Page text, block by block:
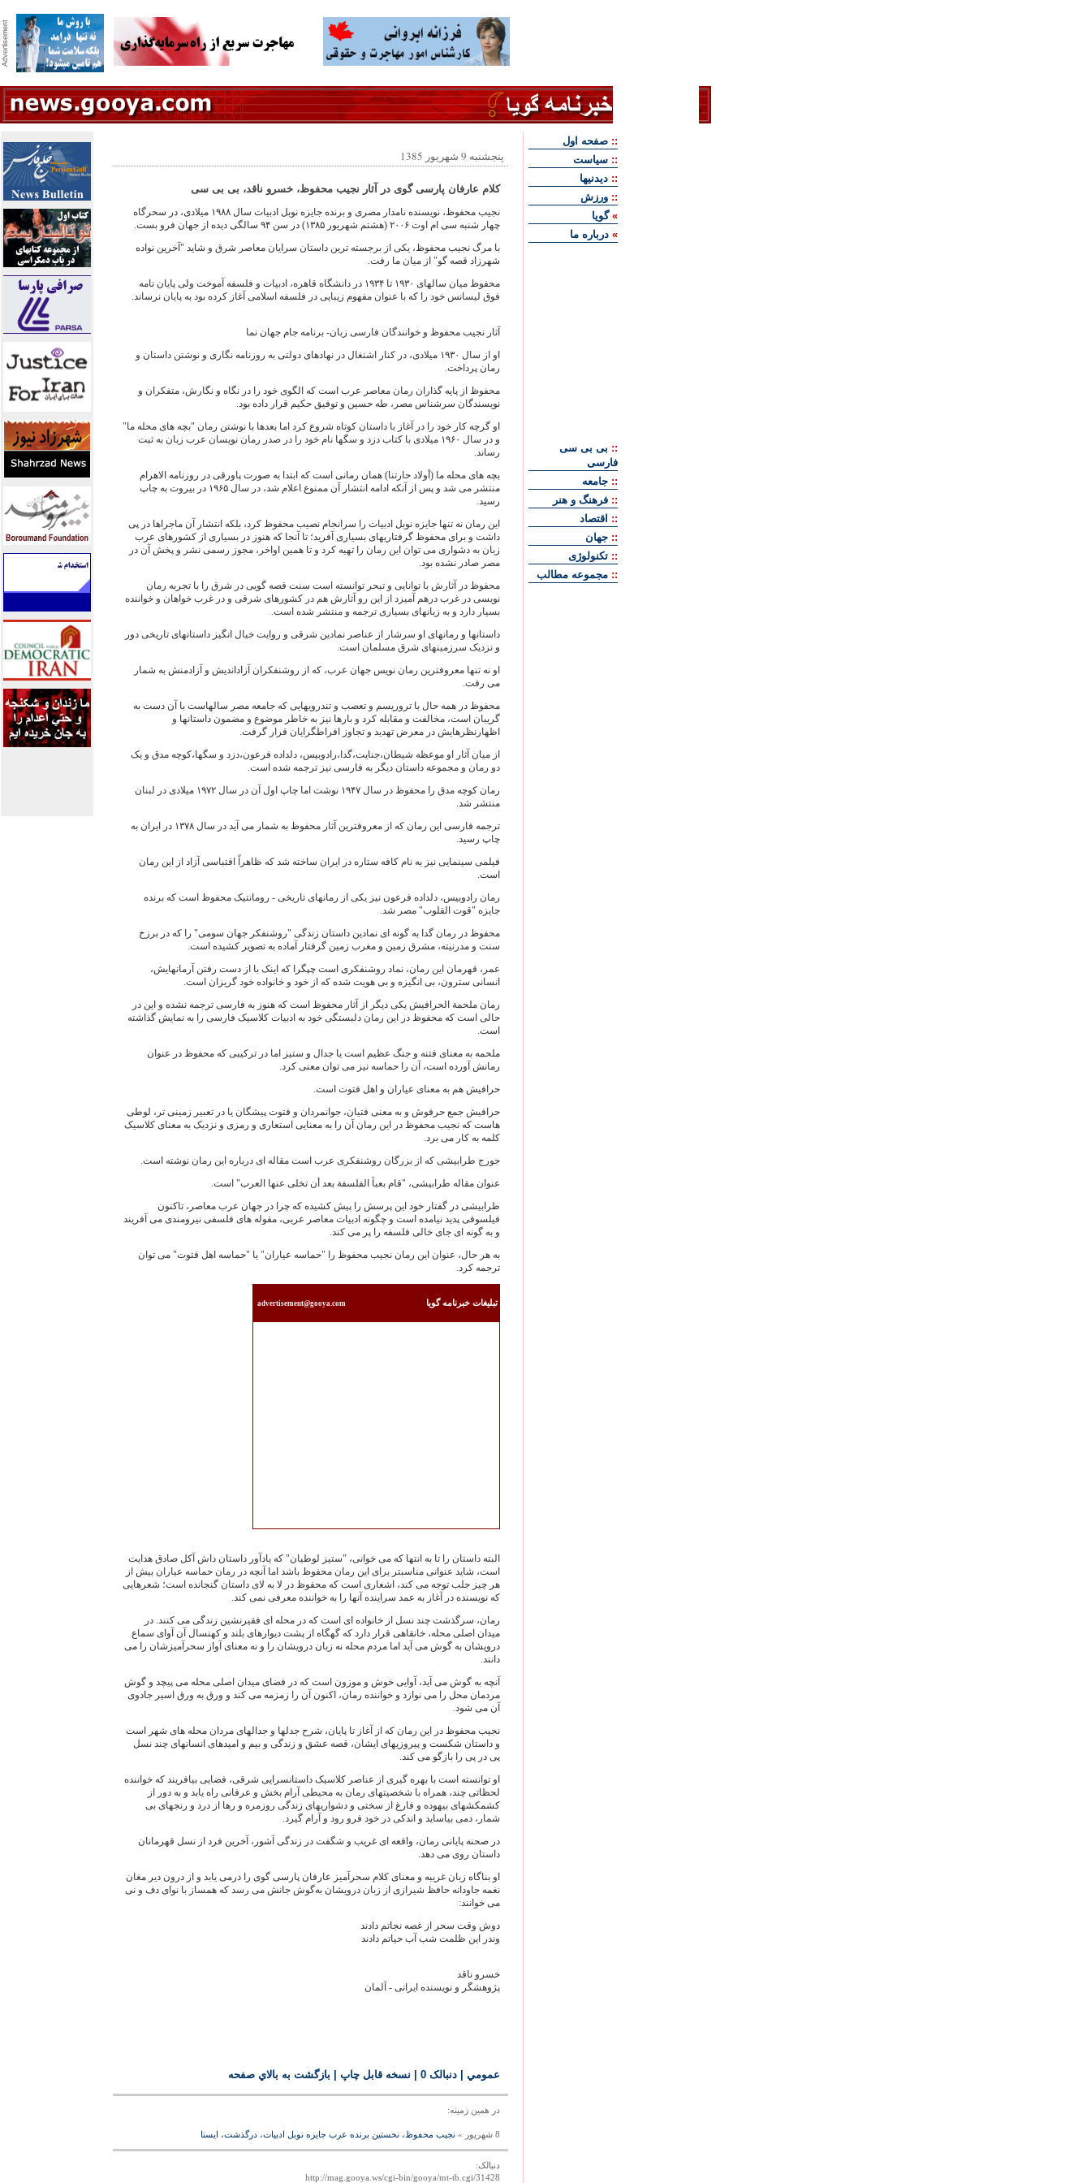
پنجشنبه 9 شهريور 1385
کلام عارفان پارسی گوی در آثار نجيب محفوظ، خسرو ناقد، بی بی سی
نجيب محفوظ، نويسنده‌ نامدار مصری و برنده جايزه نوبل ادبيات سال ۱۹۸۸ ميلادی، در سحرگاه
چهار شنبه سی ام اوت ۲۰۰۶ (هشتم شهريور ۱۳۸۵) در سن ۹۴ سالگی ديده از جهان فرو بست.
با مرگ نجيب محفوظ، يکی از برجسته ‌ترين داستان ‌سرايان معاصر شرق و شايد "آخرين نواده‌
شهرزاد قصه‌ گو" از ميان ما رفت.
محفوظ ميان سالهای ۱۹۳۰ تا ۱۹۳۴ در دانشگاه قاهره، ادبيات و فلسفه آموخت ولی پايان ‌نامه‌
فوق‌ ليسانس خود را که با عنوان مفهوم زيبايی در فلسفه اسلامی آغاز کرده بود به ‌پايان نرساند.
آثار نجيب محفوظ و خوانندگان فارسی زبان- برنامه جام جهان نما
او از سال ۱۹۳۰ ميلادی، در کنار اشتغال در نهادهای دولتی به ‌روزنامه ‌نگاری و نوشتن داستان و
رمان پرداخت.
محفوظ از پايه ‌گذاران رمان معاصر عرب است که الگوی خود را در نگاه و نگارش، متفکران و
نويسندگان سرشناس مصر، طه حسين و توفيق حکيم قرار داده بود.
او گرچه کار خود را در آغاز با داستان کوتاه شروع کرد اما بعدها با نوشتن رمان "بچه ‌های محله ما"
و در سال ۱۹۶۰ ميلادی با کتاب دزد و سگها نام خود را در صدر رمان ‌نويسان عرب ‌زبان به ‌ثبت
رساند.
بچه‌ های محله ما (أولاد حارتنا) همان رمانی است که ابتدا به ‌صورت پاورقی در روزنامه الاهرام
منتشر می ‌شد و پس از آنکه ادامه‌ انتشار آن ممنوع اعلام شد، در سال ۱۹۶۵ در بيروت به ‌چاپ
رسيد.
اين رمان نه ‌تنها جايزه نوبل ادبيات را سرانجام نصيب محفوظ کرد، بلکه انتشار آن ماجراها در پی
داشت و برای محفوظ گرفتاريهای بسياری آفريد؛ تا آنجا که هنوز در بسياری از کشورهای عرب‌
زبان به‌ دشواری می‌ توان اين رمان را تهيه کرد و تا همين اواخر، مجوز رسمی نشر و پخش آن در
مصر صادر نشده بود.
محفوظ در آثارش با توانايی و تبحر توانسته است سنت قصه‌ گويی در شرق را با تجربه‌ رمان
‌نويسی در غرب درهم آميزد از اين ‌رو آثارش هم در کشورهای شرقی و در غرب خواهان و خواننده‌
بسيار دارد و به ‌زبانهای بسياری ترجمه و منتشر شده است.
داستانها و رمانهای او سرشار از عناصر نمادين شرقی و روايت خيال‌ انگيز داستانهای تاريخی دور
و نزديک سرزمينهای شرق مسلمان است.
او نه تنها معروفترين رمان‌ نويس جهان عرب، که از روشنفکران آزادانديش و آزادمنش به ‌شمار
می ‌رفت.
محفوظ در همه حال با تروريسم و تعصب و تندرويهايی که جامعه مصر سالهاست با آن دست‌ به
‌گريبان است، مخالفت و مقابله کرد و بارها نيز به ‌خاطر موضوع و مضمون داستانها و
اظهارنظرهايش در معرض تهديد و تجاوز افراطگرايان قرار گرفت.
از ميان آثار او موعظه‌ شيطان،جنايت،گدا،رادوبيس، دلداده فرعون،دزد و سگها،کوچه مدق و يک
دو رمان و مجموعه‌ داستان ديگر به ‌فارسی نيز ترجمه شده‌ است.
رمان کوچه مدق را محفوظ در سال ۱۹۴۷ نوشت اما چاپ اول آن در سال ۱۹۷۲ ميلادی در لبنان
منتشر شد.
ترجمه فارسی اين رمان که از معروفترين آثار محفوظ به ‌شمار می ‌آيد در سال ۱۳۷۸ در ايران به‌
چاپ رسيد.
فيلمی سينمايی نيز به‌ نام کافه ستاره در ايران ساخته شد که ظاهراً اقتباسی آزاد از اين رمان
است.
رمان رادوبيس، دلداده فرعون نيز يکی از رمانهای تاريخی - رومانتيک محفوظ است که برنده
جايزه "قوت القلوب" مصر شد.
محفوظ در رمان گدا به ‌گونه ‌ای نمادين داستان زندگی "روشنفکر جهان سومی" را که در برزخ
سنت و مدرنيته، مشرق ‌زمين و مغرب‌ زمين گرفتار آماده به ‌تصوير کشيده است.
عمر، قهرمان اين رمان، نماد روشنفکری است چپگرا که اينک با از دست ‌رفتن آرمانهايش،
انسانی سترون، بی ‌انگيزه و بی ‌هويت شده که از خود و خانواده‌ خود گريزان است.
رمان ملحمة الحرافيش يکی ديگر از آثار محفوظ است که هنوز به ‌فارسی ترجمه نشده و اين در
حالی است که محفوظ در اين رمان دلبستگی خود به ‌ادبيات کلاسيک فارسی را به‌ نمايش گذاشته
است.
ملحمه به ‌معنای فتنه و جنگ عظيم است يا جدال و ستيز اما در ترکيبی که محفوظ در عنوان
رمانش آورده است، آن را حماسه نيز می‌ توان معنی کرد.
حرافيش هم به ‌معنای عياران و اهل فتوت است.
حرافيش جمع حرفوش و به‌ معنی فتيان، جوانمردان و فتوت ‌پيشگان يا در تعبير زمينی ‌تر، لوطی‌
هاست که نجيب محفوظ در اين رمان آن را به‌ معنايی استعاری و رمزی و نزديک به‌ معنای کلاسيک
کلمه به‌ کار می ‌برد.
جورج طرابيشی که از بزرگان روشنفکری عرب است مقاله ‌ای درباره اين رمان نوشته است.
عنوان مقاله‌ طرابيشی، "قام بعبأ الفلسفة بعد أن تخلی عنها العرب" است.
طرابيشی در گفتار خود اين پرسش را پيش کشيده که چرا در جهان عرب معاصر، تاکنون
فيلسوفی پديد نيامده است و چگونه ادبيات معاصر عربی، مقوله‌ های فلسفی نيرومندی می‌ آفريند
و به ‌گونه ‌ای جای خالی فلسفه را پر می ‌کند.
به ‌هر حال، عنوان اين رمان نجيب محفوظ را "حماسه عياران" يا "حماسه اهل فتوت" می ‌توان
ترجمه کرد.
تبليغات خبرنامه گويا advertisement@gooya.com
البته داستان را تا به ‌انتها که می ‌خوانی، "ستيز لوطيان" که يادآور داستان داش آکل صادق هدايت
است، شايد عنوانی مناسبتر برای اين رمان محفوظ باشد اما آنچه در رمان حماسه عياران بيش از
هر چيز جلب توجه می‌ کند، اشعاری است که محفوظ در لا به ‌لای داستان گنجانده است؛ شعرهايی
که نويسنده در آغاز به ‌عمد سراينده آنها را به ‌خواننده معرفی نمی‌ کند.
رمان، سرگذشت چند نسل از خانواده‌ ای است که در محله ‌ای فقيرنشين زندگی می ‌کنند. در
ميدان اصلی محله، خانقاهی قرار دارد که گهگاه از پشت ديوارهای بلند و کهنسال آن آوای سماع
درويشان به ‌گوش می ‌آيد اما مردم محله نه زبان درويشان را و نه معنای آواز سحرآميزشان را می‌
دانند.
آنچه به ‌گوش می ‌آيد، آوايی خوش و موزون است که در فضای ميدان اصلی محله می‌ پيچد و گوش
مردمان محل را می ‌نوازد و خواننده رمان، اکنون آن را زمزمه می ‌کند و ورق به ‌ورق اسير جادوی
آن می‌ شود.
نجيب محفوظ در اين رمان که از آغاز تا پايان، شرح جدلها و جدالهای مردان محله‌ های شهر است
و داستان شکست و پيروزيهای ايشان، قصه‌ عشق و زندگی و بيم و اميدهای انسانهای چند نسل
پی ‌در پی را بازگو می ‌کند.
او توانسته است با بهره ‌گيری از عناصر کلاسيک داستانسرايی شرقی، فضايی بيافريند که خواننده
لحظاتی چند، همراه با شخصيتهای رمان به‌ محيطی آرام‌ بخش و عرفانی راه يابد و به ‌دور از
کشمکشهای بيهوده و فارغ از سختی و دشواريهای زندگی روزمره و رها از درد و رنجهای بی
‌شمار، دمی بياسايد و اندکی در خود فرو رود و آرام گيرد.
در صحنه‌ پايانی رمان، واقعه ‌ای غريب و شگفت‌ در زندگی آشور، آخرين فرد از نسل قهرمانان
داستان روی می ‌دهد.
او بناگاه زبان غريبه و معنای کلام سحرآميز عارفان پارسی‌ گوی را درمی‌ يابد و از درون دير مغان
نغمه‌ جاودانه‌ حافظ شيرازی از زبان درويشان به‌گوش جانش می ‌رسد که همساز با نوای دف و نی
می ‌خوانند:
دوش وقت سحر از غصه نجاتم دادند
وندر اين ظلمت شب آب حياتم دادند
خسرو ناقد
پژوهشگر و نويسنده ايرانی - آلمان
عمومي | دنبالک 0 نسخه قابل چاپ بازگشت به بالاي صفحه
در همين زمينه:
8 شهريور » نجيب محفوظ، نخستين برنده‌ عرب جايزه‌ نوبل ادبيات، درگذشت، ايسنا
دنبالک:
http://mag.gooya.ws/cgi-bin/gooya/mt-tb.cgi/31428
:: صفحه اول
:: سياست
:: ديدنيها
:: ورزش
»گويا
» درباره ما
:: بی بی سی
فارسی
:: جامعه
:: فرهنگ و هنر
:: اقتصاد
:: جهان
:: تکنولوژی
:: مجموعه مطالب